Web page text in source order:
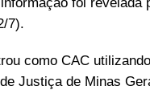
foi
7).
como CAC
Justiça de Minas